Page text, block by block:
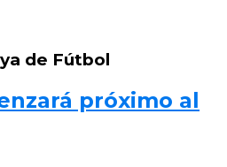
de Fútbol
próximo al